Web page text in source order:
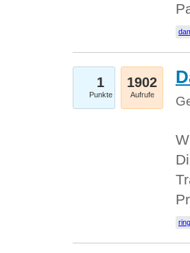
1
Punkte
1902
Aufrufe
ring